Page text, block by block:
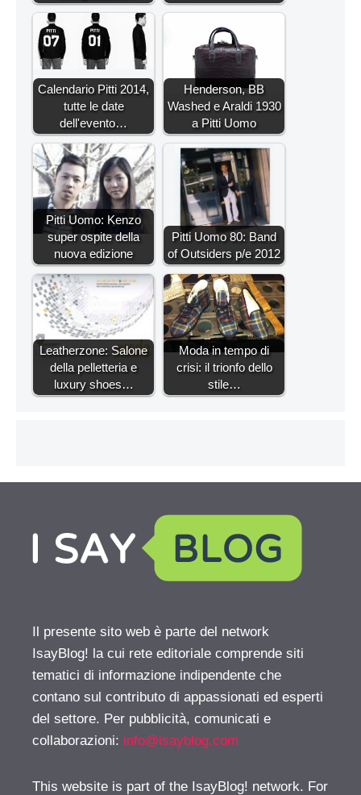
Calendario Pitti 2014,
tutte le date
dell'evento…
Henderson, BB
Washed e Araldi 1930
a Pitti Uomo
Pitti Uomo: Kenzo
super ospite della
nuova edizione
Pitti Uomo 80: Band
of Outsiders p/e 2012
Leatherzone: Salone
della pelletteria e
luxury shoes…
Moda in tempo di
crisi: il trionfo dello
stile…
Il presente sito web è parte del network
IsayBlog! la cui rete editoriale comprende siti
tematici di informazione indipendente che
contano sul contributo di appassionati ed esperti
del settore. Per pubblicità, comunicati e
collaborazioni: info@isayblog.com
This website is part of the IsayBlog! network. For